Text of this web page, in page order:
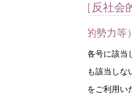
第６章［反社会
第13条（反社会的勢力等）
お客様は次の各号に該当
将来においても該当しな
で本サービスをご利用い